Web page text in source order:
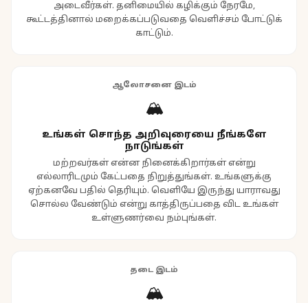
அடைவீர்கள். தனிமையில் கழிக்கும் நேரமே,
கூட்டத்தினால் மறைக்கப்படுவதை வெளிச்சம் போட்டுக்
காட்டும்.
ஆலோசனை இடம்
🏔️
உங்கள் சொந்த அறிவுரையை நீங்களே
நாடுங்கள்
மற்றவர்கள் என்ன நினைக்கிறார்கள் என்று
எல்லாரிடமும் கேட்பதை நிறுத்துங்கள். உங்களுக்கு
ஏற்கனவே பதில் தெரியும். வெளியே இருந்து யாராவது
சொல்ல வேண்டும் என்று காத்திருப்பதை விட உங்கள்
உள்ளுணர்வை நம்புங்கள்.
தடை இடம்
🏔️